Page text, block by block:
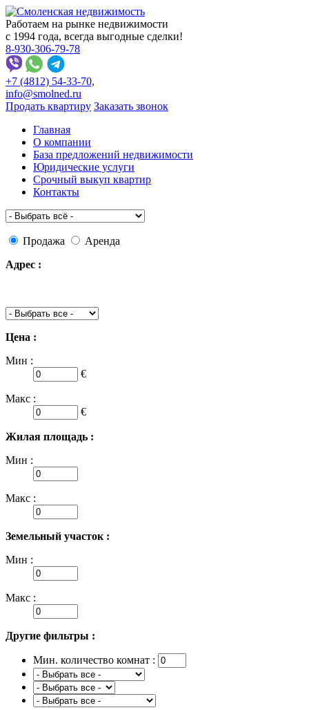
Работаем на рынке недвижимости
с 1994 года, всегда выгодные сделки!
8-930-306-79-78
+7 (4812) 54-33-70,
info@smolned.ru
Продать квартиру Заказать звонок
Главная
О компании
База предложений недвижимости
Юридические услуги
Срочный выкуп квартир
Контакты
Продажа
Аренда
Адрес :
Цена :
Мин :
€
Макс :
€
Жилая площадь :
Мин :
Макс :
Земельный участок :
Мин :
Макс :
Другие фильтры :
Мин. количество комнат :